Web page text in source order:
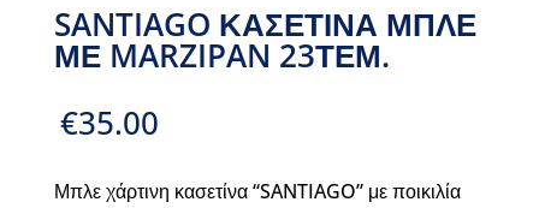
SANTIAGO ΚΑΣΕΤΙΝΑ ΜΠΛΕ
ΜΕ MARZIPAN 23ΤΕΜ.
€35.00
Μπλε χάρτινη κασετίνα “SANTIAGO” με ποικιλία